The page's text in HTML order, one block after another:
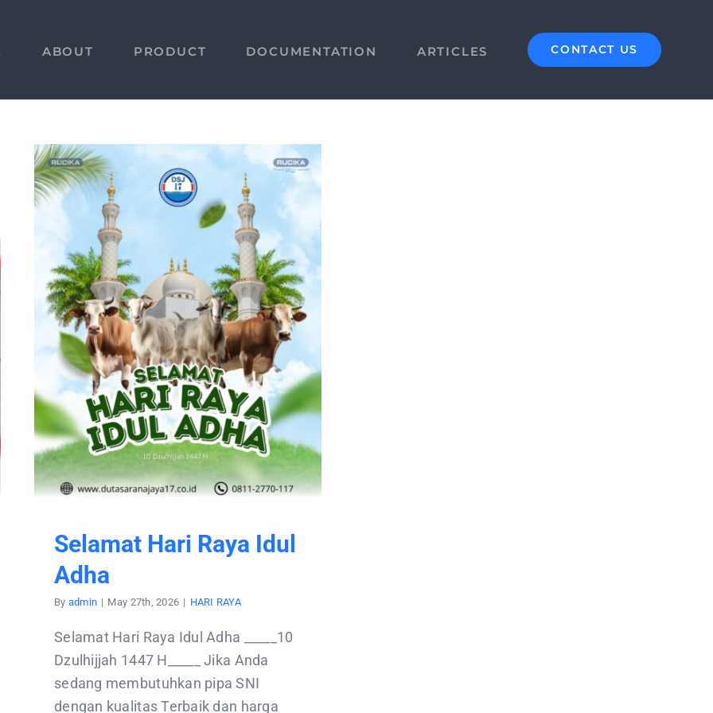
ABOUT PRODUCT DOCUMENTATION ARTICLES CONTACT US
Selamat Hari Raya Idul
Adha
By admin | May 27th, 2026 | HARI RAYA
Selamat Hari Raya Idul Adha _____10
Dzulhijjah 1447 H_____ Jika Anda
sedang membutuhkan pipa SNI
dengan kualitas Terbaik dan harga